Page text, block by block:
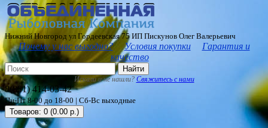
Нижний Новгород ул Гордеевская 75 ИП Пискунов Олег Валерьевич
Почему у нас выгодно? Условия покупки
Гарантия и
качество
Найти
Искали и не нашли? Свяжитесь с нами
8(831) 414-03-42
Пн-Пт 8-00 до 18-00 | Сб-Вс выходные
Товаров: 0 (0.00 р.)